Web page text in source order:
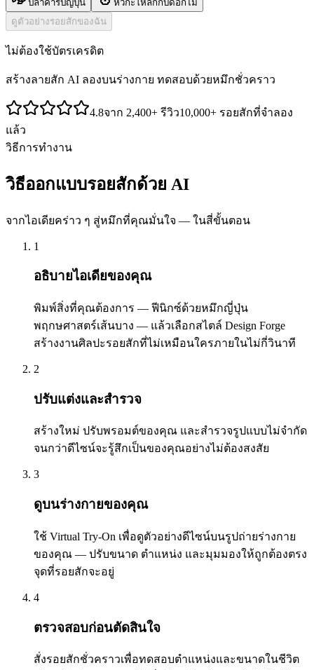
ปลาคาร์ปญี่ปุ่น
หัวกะโหลกกับดอกไม้
ดูตัวอย่างรอยสักของฉัน
ไม่ต้องใช้บัตรเครดิต
สร้างลายสัก AI ลองบนร่างกาย ทดสอบด้วยหมึกชั่วคราว
4.8จาก 2,400+ รีวิว10,000+ รอยสักที่จำลอง
แล้ว
วิธีการทำงาน
วิธีออกแบบรอยสักด้วย AI
จากไอเดียคร่าว ๆ สู่หมึกที่คุณมั่นใจ — ในสี่ขั้นตอน
1
อธิบายไอเดียของคุณ
พิมพ์สิ่งที่คุณต้องการ — ฟีนิกซ์ด้วยหมึกญี่ปุ่น
พฤกษศาสตร์เส้นบาง — แล้วเลือกสไตล์ Design Forge
สร้างงานศิลปะรอยสักที่ไม่เหมือนใครภายในไม่กี่วินาที
2
ปรับแต่งและสำรวจ
สร้างใหม่ ปรับพรอมต์ของคุณ และสำรวจรูปแบบไม่จำกัด
จนกว่าดีไซน์จะรู้สึกเป็นของคุณอย่างไม่ต้องสงสัย
3
ดูบนร่างกายของคุณ
ใช้ Virtual Try-On เพื่อดูตัวอย่างดีไซน์บนรูปถ่ายร่างกาย
ของคุณ — ปรับขนาด ตำแหน่ง และมุมมองให้ถูกต้องตรง
จุดที่รอยสักจะอยู่
4
ตรวจสอบก่อนตัดสินใจ
สั่งรอยสักชั่วคราวเพื่อทดสอบตำแหน่งและขนาดในชีวิต